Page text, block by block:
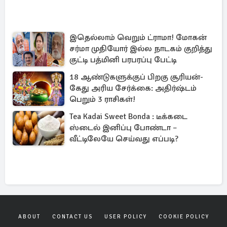
இதெல்லாம் வெறும் ட்ராமா! மோகன்
சர்மா முதியோர் இல்ல நாடகம் குறித்து
குட்டி பத்மினி பரபரப்பு பேட்டி
18 ஆண்டுகளுக்குப் பிறகு சூரியன்-
கேது அரிய சேர்க்கை: அதிர்ஷ்டம்
பெறும் 3 ராசிகள்!
Tea Kadai Sweet Bonda : டீக்கடை
ஸ்டைல் இனிப்பு போண்டா –
வீட்டிலேயே செய்வது எப்படி?
ABOUT CONTACT US USER POLICY COOKIE POLICY